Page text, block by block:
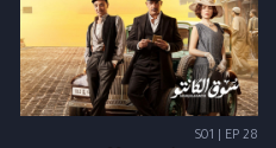
S01 | EP 28